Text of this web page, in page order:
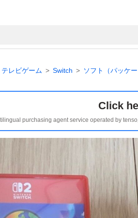
テレビゲーム Switch ソフト（パッケー
Click
purchasing agent service operated by